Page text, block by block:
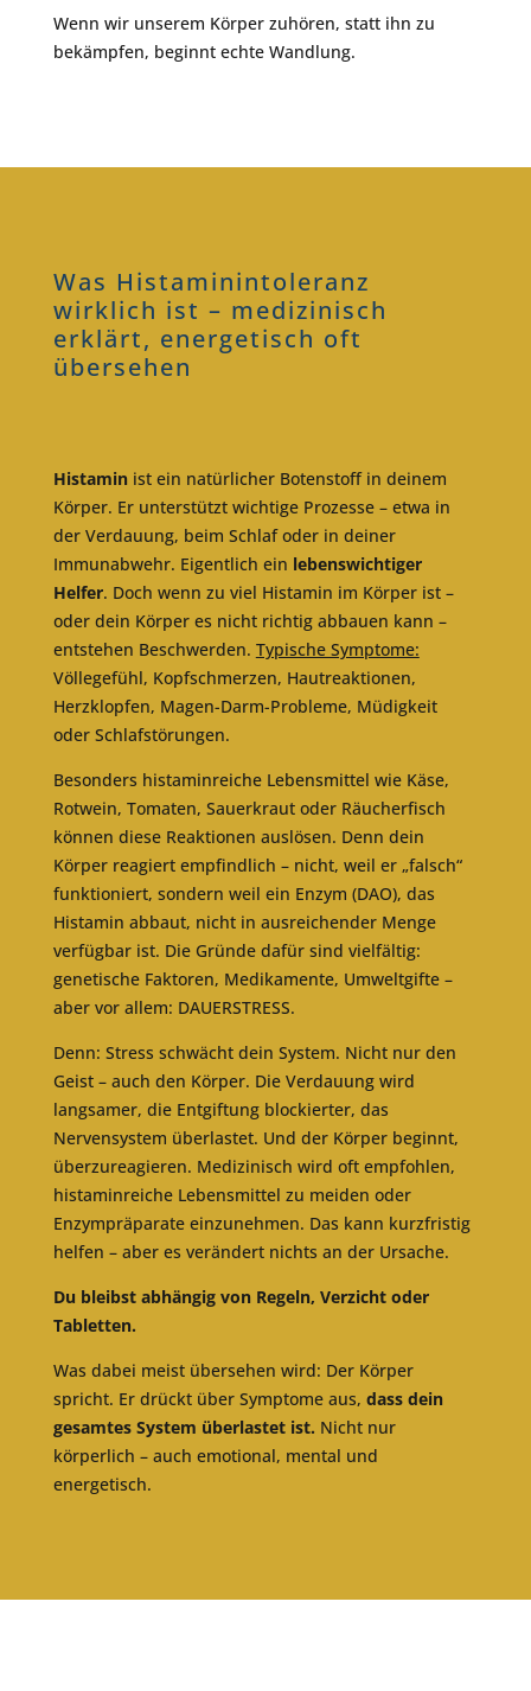
Wenn wir unserem Körper zuhören, statt ihn zu
bekämpfen, beginnt echte Wandlung.
Was Histaminintoleranz
wirklich ist – medizinisch
erklärt, energetisch oft
übersehen
Histaminist ein natürlicher Botenstoff in deinem
Körper. Er unterstützt wichtige Prozesse – etwa in
der Verdauung, beim Schlaf oder in deiner
Immunabwehr. Eigentlich ein lebenswichtiger
Helfer. Doch wenn zu viel Histamin im Körper ist –
oder dein Körper es nicht richtig abbauen kann –
entstehen Beschwerden. Typische Symptome:
Völlegefühl, Kopfschmerzen, Hautreaktionen,
Herzklopfen, Magen-Darm-Probleme, Müdigkeit
oder Schlafstörungen.
Besonders histaminreiche Lebensmittel wie Käse,
Rotwein, Tomaten, Sauerkraut oder Räucherfisch
können diese Reaktionen auslösen. Denn dein
Körper reagiert empfindlich – nicht, weil er „falsch“
funktioniert, sondern weil ein Enzym (DAO), das
Histamin abbaut, nicht in ausreichender Menge
verfügbar ist. Die Gründe dafür sind vielfältig:
genetische Faktoren, Medikamente, Umweltgifte –
aber vor allem: DAUERSTRESS.
Denn: Stress schwächt dein System. Nicht nur den
Geist – auch den Körper. Die Verdauung wird
langsamer, die Entgiftung blockierter, das
Nervensystem überlastet. Und der Körper beginnt,
überzureagieren. Medizinisch wird oft empfohlen,
histaminreiche Lebensmittel zu meiden oder
Enzympräparate einzunehmen. Das kann kurzfristig
helfen – aber es verändert nichts an der Ursache.
Du bleibst abhängig von Regeln, Verzicht oder
Tabletten.
Was dabei meist übersehen wird: Der Körper
spricht. Er drückt über Symptome aus, dass dein
gesamtes System überlastet ist. Nicht nur
körperlich – auch emotional, mental und
energetisch.